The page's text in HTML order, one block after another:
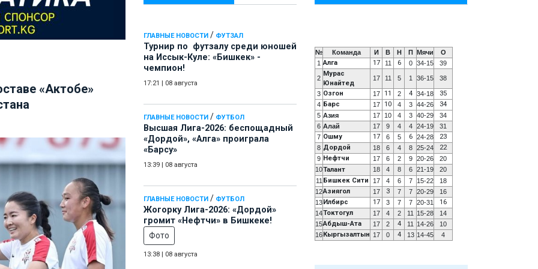
ГЛАВНЫЕ НОВОСТИ / ФУТЗАЛ
Турнир по футзалу среди юношей
на Иссык-Куле: «Бишкек» -
чемпион!
17:21 08 августа
ГЛАВНЫЕ НОВОСТИ / ФУТБОЛ
Высшая Лига-2026: беспощадный
«Дордой», «Алга» проиграла
«Барсу»
13:39 08 августа
ГЛАВНЫЕ НОВОСТИ / ФУТБОЛ
Жогорку Лига-2026: «Дордой»
громит «Нефтчи» в Бишкеке!
Фото
13:38 08 августа
«Актобе»
№ Команда И В Н П Мячи
О
1 Алга 17 11 6 0 34-15 39
2
Мурас
Юнайтед
17 11 5 1 36-15 38
3 Озгон 17 11 2 4 34-18 35
4 Барс 17 10 4 3 44-26 34
5 Азия 17 10 4 3 40-29
34
6 Алай 17 9 4 4 24-19
31
7 Ошму 17 6 5 6 24-28 23
8 Дордой 18 6 4 8 25-24 22
9 Нефтчи 17 6 2 9 20-26
20
10Талант 18 4 8 6 21-19
20
11 Бишкек Сити 17 4 6 7 15-22
18
12Азиягол 17 3 7 7 20-29
16
13 Илбирс 17 3 7 7 20-31 16
14Токтогул 17 4 2 11 15-28
14
15Абдыш-Ата 17 2 4 11 14-26
10
16 Кыргызалтын 17 0 4 13 14-45 4